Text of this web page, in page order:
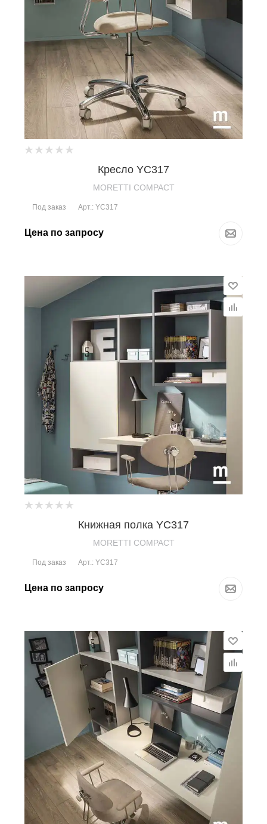
Кресло YC317
MORETTI COMPACT
Под заказ Арт.: YC317
Цена по запросу
Книжная полка YC317
MORETTI COMPACT
Под заказ Арт.: YC317
Цена по запросу